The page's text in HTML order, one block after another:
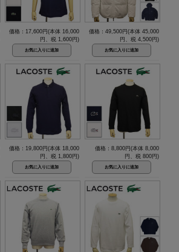
価格：17,600円(本体 16,000
円、税 1,600円)
価格：49,500円(本体 45,000
円、税 4,500円)
価格：19,800円(本体 18,000
円、税 1,800円)
価格：8,800円(本体 8,000
円、税 800円)